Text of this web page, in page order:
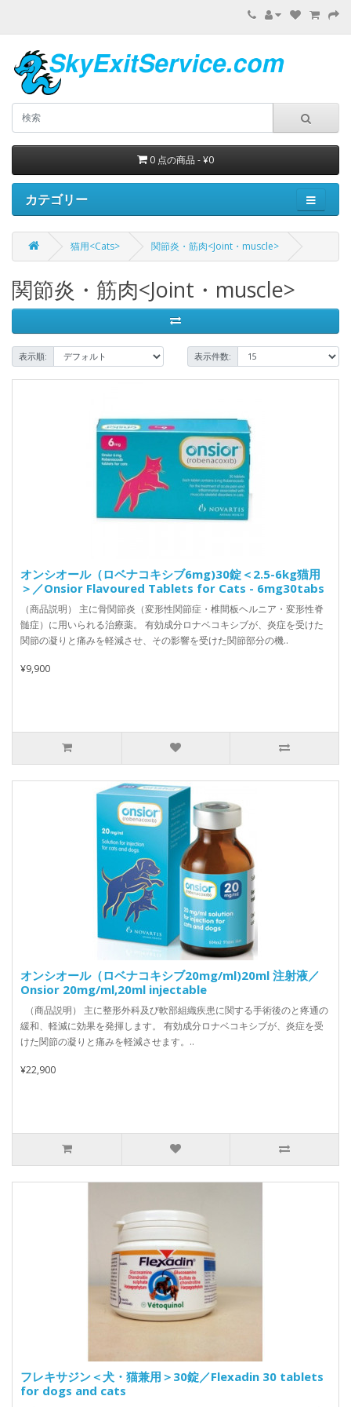
0 点の商品 - ¥0
カテゴリー
猫用<Cats> 関節炎・筋肉<Joint・muscle>
関節炎・筋肉<Joint・muscle>
表示順: 表示件数:
オンシオール（ロベナコキシブ6mg)30錠＜2.5-6kg猫用
＞／Onsior Flavoured Tablets for Cats - 6mg30tabs
（商品説明） 主に骨関節炎（変形性関節症・椎間板ヘルニア・変形性脊
髄症）に用いられる治療薬。 有効成分ロナベコキシブが、炎症を受けた
関節の凝りと痛みを軽減させ、その影響を受けた関節部分の機..
¥9,900
オンシオール（ロベナコキシブ20mg/ml)20ml 注射液／
Onsior 20mg/ml,20ml injectable
（商品説明） 主に整形外科及び軟部組織疾患に関する手術後のと疼通の
緩和、軽減に効果を発揮します。 有効成分ロナベコキシブが、炎症を受
けた関節の凝りと痛みを軽減させます。..
¥22,900
フレキサジン＜犬・猫兼用＞30錠／Flexadin 30 tablets
for dogs and cats